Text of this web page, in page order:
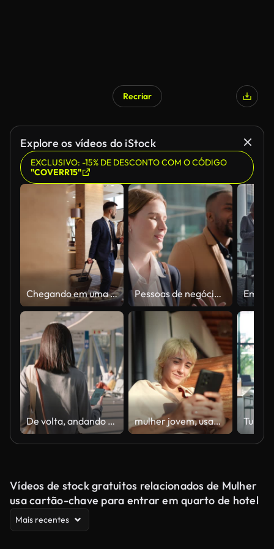
Recriar
Explore os vídeos do iStock
EXCLUSIVO: -15% DE DESCONTO COM O CÓDIGO
"COVERR15"
Chegando em uma conferência de negócios. Pessoas de negócios, lobby e caminhada com conversa, trabalho em equipe e cooperação com planejamento, viagem ou sorriso. Mulher, funcionário ou homem negro com discussão, aeroporto ou corredor com ideia ou comunicação
De volta, andando e mulher com telefone no saguão do aeroporto, viagem e consultor verificar a tecnologia móvel. Vista traseira, pessoa de negócios e smartphone em voo ou viagem internacional no transporte de avião mulher jovem, usando, a, telefone móvel, em, um, hotel
Vídeos de stock gratuitos relacionados de Mulher
usa cartão-chave para entrar em quarto de hotel
Mais recentes